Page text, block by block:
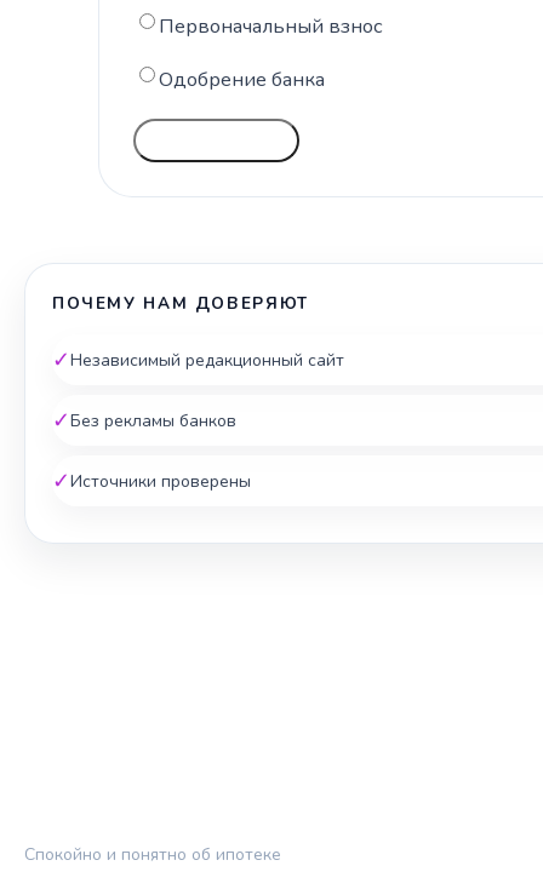
Первоначальный взнос
Одобрение банка
ПОЧЕМУ НАМ ДОВЕРЯЮТ
✓Независимый редакционный сайт
✓Без рекламы банков
✓Источники проверены
Спокойно и понятно об ипотеке